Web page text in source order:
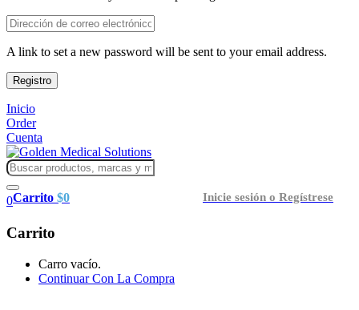
A link to set a new password will be sent to your email address.
Registro
Inicio
Order
Cuenta
Inicie sesión o Regístrese
0Carrito $0
Carrito
Carro vacío.
Continuar Con La Compra